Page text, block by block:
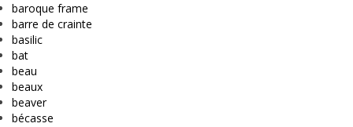
baroque frame
barre de crainte
basilic
bat
beau
beaux
beaver
bécasse